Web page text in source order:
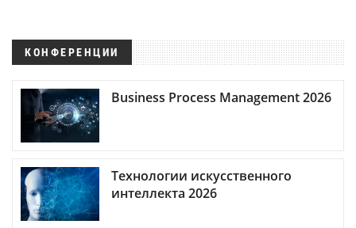
КОНФЕРЕНЦИИ
Business Process Management 2026
Технологии искусственного
интеллекта 2026